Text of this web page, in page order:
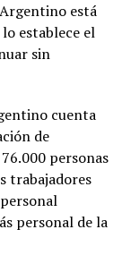
está
establece el
sin
cuenta
de
personas
trabajadores
personal de la